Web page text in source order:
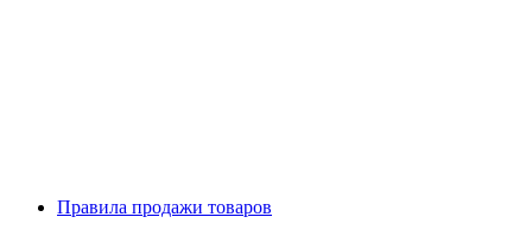
Правила продажи товаров